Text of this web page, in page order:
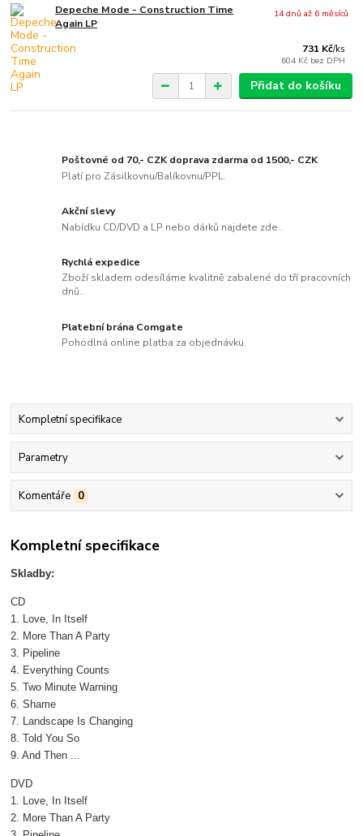
Depeche Mode - Construction Time
Again LP
731 Kč/ks
604 Kč bez DPH
14 dnů až 6 měsíců
Přidat do košíku
Poštovné od 70,- CZK doprava zdarma od 1500,- CZK
Platí pro Zásilkovnu/Balíkovnu/PPL.
Akční slevy
Nabídku CD/DVD a LP nebo dárků najdete zde..
Rychlá expedice
Zboží skladem odesíláme kvalitně zabalené do tří pracovních
dnů..
Platební brána Comgate
Pohodlná online platba za objednávku.
Kompletní specifikace
Parametry
Komentáře 0
Kompletní specifikace
Skladby:
CD
1. Love, In Itself
2. More Than A Party
3. Pipeline
4. Everything Counts
5. Two Minute Warning
6. Shame
7. Landscape Is Changing
8. Told You So
9. And Then ...
DVD
1. Love, In Itself
2. More Than A Party